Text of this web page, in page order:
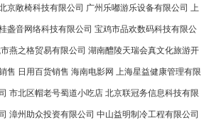
京敞椅科技有限公司 广州乐嘟游乐设备有限公司 上
盏音网络科技有限公司 宝鸡市品欢数码科技有限公
燕之格贸易有限公司 湖南醴陵天瑞会真文化旅游开
售 日用百货销售 海南电影网 上海星益健康管理有限
市北区帽老号蜀道小吃店 北京联冠务信息科技有限
漳州助众投资有限公司 中山益明制冷工程有限公司